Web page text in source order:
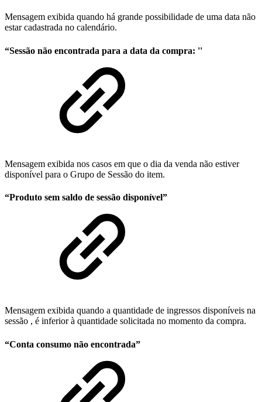
Mensagem exibida quando há grande possibilidade de uma data não
estar cadastrada no calendário.
“Sessão não encontrada para a data da compra: ''
Mensagem exibida nos casos em que o dia da venda não estiver
disponível para o Grupo de Sessão do item.
“Produto sem saldo de sessão disponível”
Mensagem exibida quando a quantidade de ingressos disponíveis na
sessão , é inferior à quantidade solicitada no momento da compra.
“Conta consumo não encontrada”